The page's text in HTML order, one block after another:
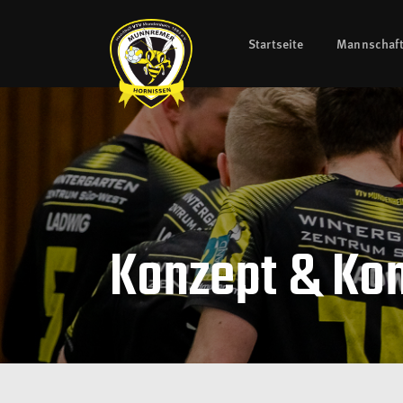
Startseite
Konzept &